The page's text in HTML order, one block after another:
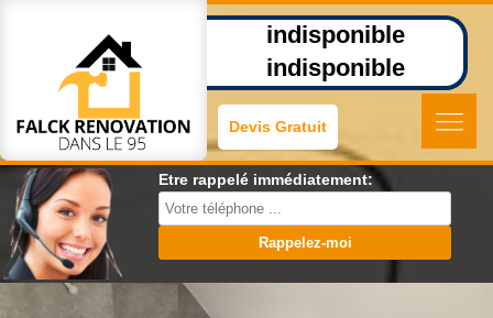
indisponible
indisponible
Devis Gratuit
Etre rappelé immédiatement: